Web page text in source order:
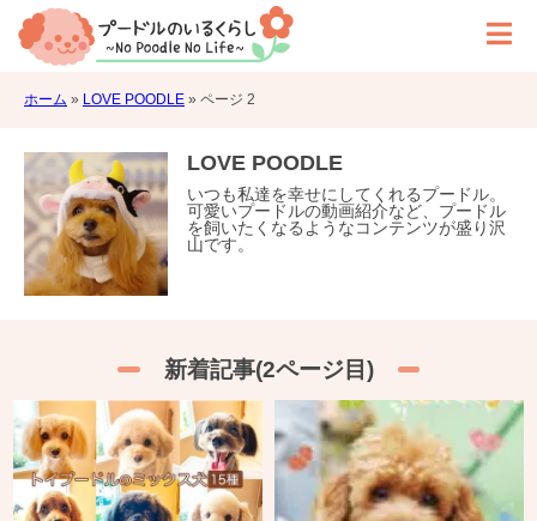
ホーム » LOVE POODLE » ページ 2
LOVE POODLE
いつも私達を幸せにしてくれるプードル。
可愛いプードルの動画紹介など、プードル
を飼いたくなるようなコンテンツが盛り沢
山です。
新着記事(2ページ目)